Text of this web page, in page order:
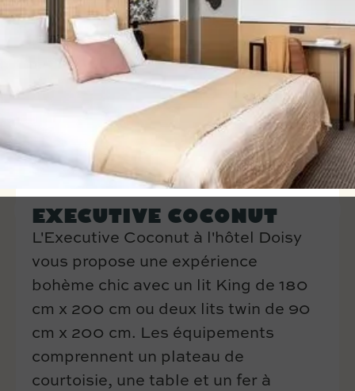
EXECUTIVE COCONUT
L'Executive Coconut à l'hôtel Doisy
vous propose une expérience
bohème chic avec un lit King de 180
cm x 200 cm ou deux lits twin de 90
cm x 200 cm. Les équipements
comprennent un plateau de
courtoisie, une table et un fer à